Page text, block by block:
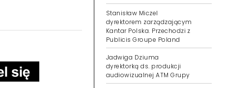
Stanisław Miczel
dyrektorem zarządzającym
Kantar Polska. Przechodzi z
Publicis Groupe Poland
Jadwiga Dziuma
dyrektorką ds. produkcji
audiowizualnej ATM Grupy